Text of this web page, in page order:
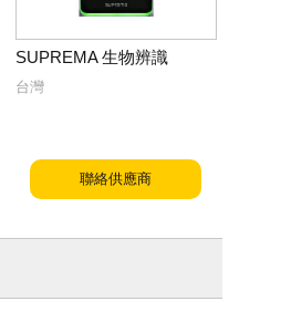
SUPREMA 生物辨識
台灣
聯絡供應商